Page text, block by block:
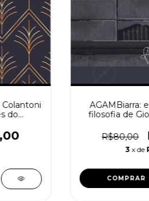
Colantoni
do
AGAMBiarra:
filosofia de
R$80,00
3 x de